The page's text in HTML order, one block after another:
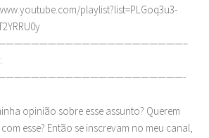
playlist?list=PLGoq3u3-
opinião sobre esse assunto? Querem
esse? Então se inscrevam no meu canal,